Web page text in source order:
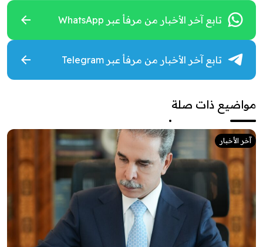
تابع آخر الأخبار من مرفأ عبر WhatsApp
تابع آخر الأخبار من مرفأ عبر Telegram
مواضيع ذات صلة
آخر الأخبار